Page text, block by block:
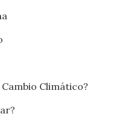
Climático?